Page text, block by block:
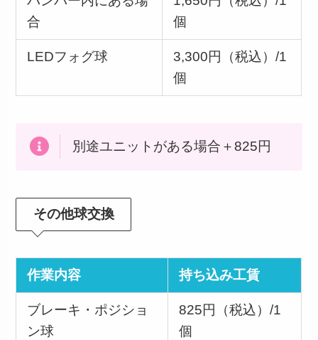
合
個
LEDフォグ球
3,300円（税込）/1
個
別途ユニットがある場合＋825円
その他球交換
作業内容 持ち込み工賃
ブレーキ・ポジショ
ン球
825円（税込）/1
個